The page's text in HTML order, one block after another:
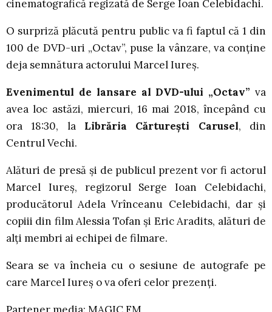
cinematografică regizată de Serge Ioan Celebidachi.
O surpriză plăcută pentru public va fi faptul că 1 din
100 de DVD-uri „Octav”, puse la vânzare, va conține
deja semnătura actorului Marcel Iureș.
Evenimentul de lansare al DVD-ului „Octav” va
avea loc astăzi, miercuri, 16 mai 2018, începând cu
ora 18:30, la Librăria Cărturești Carusel, din
Centrul Vechi.
Alături de presă și de publicul prezent vor fi actorul
Marcel Iureș, regizorul Serge Ioan Celebidachi,
producătorul Adela Vrînceanu Celebidachi, dar și
copiii din film Alessia Tofan și Eric Aradits, alături de
alți membri ai echipei de filmare.
Seara se va încheia cu o sesiune de autografe pe
care Marcel Iureș o va oferi celor prezenți.